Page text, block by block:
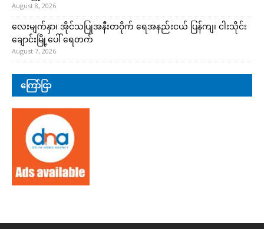
August 8, 2026
လေးမျက်နှာ၊ အိုင်သပြုအနီးတဝိုက် ရေအနည်းငယ် ပြန်ကျ၊ ငါးသိုင်း
ချောင်းမြို့ပေါ် ရေတက်
August 7, 2026
ကြော်ငြာ